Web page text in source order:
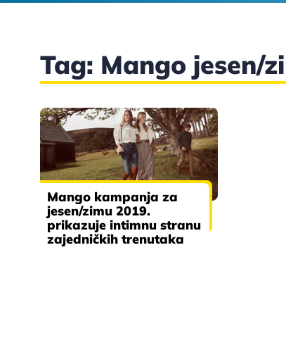
Tag: Mango jesen/
Mango kampanja za
jesen/zimu 2019.
prikazuje intimnu stranu
zajedničkih trenutaka